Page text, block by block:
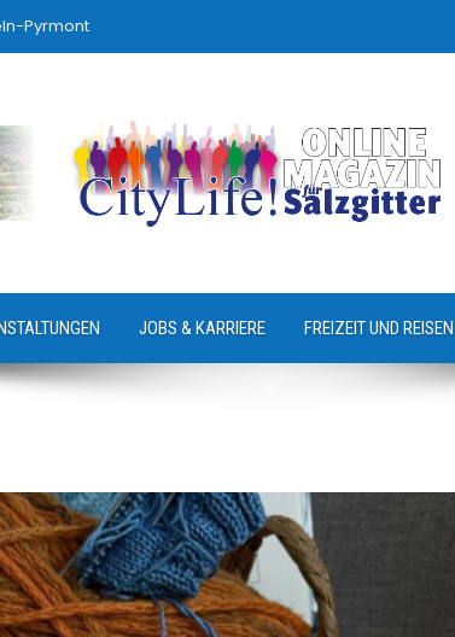
Pyrmont
JOBS & KARRIERE FREIZEIT UND REISEN